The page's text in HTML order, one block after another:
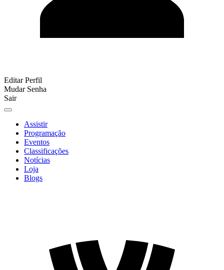
Editar Perfil
Mudar Senha
Sair
Assistir
Programação
Eventos
Classificações
Notícias
Loja
Blogs